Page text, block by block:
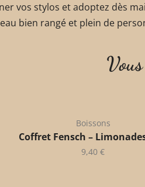
vos stylos et adoptez dès
bien rangé et plein de
Boissons
Coffret Fensch –
9,40 €